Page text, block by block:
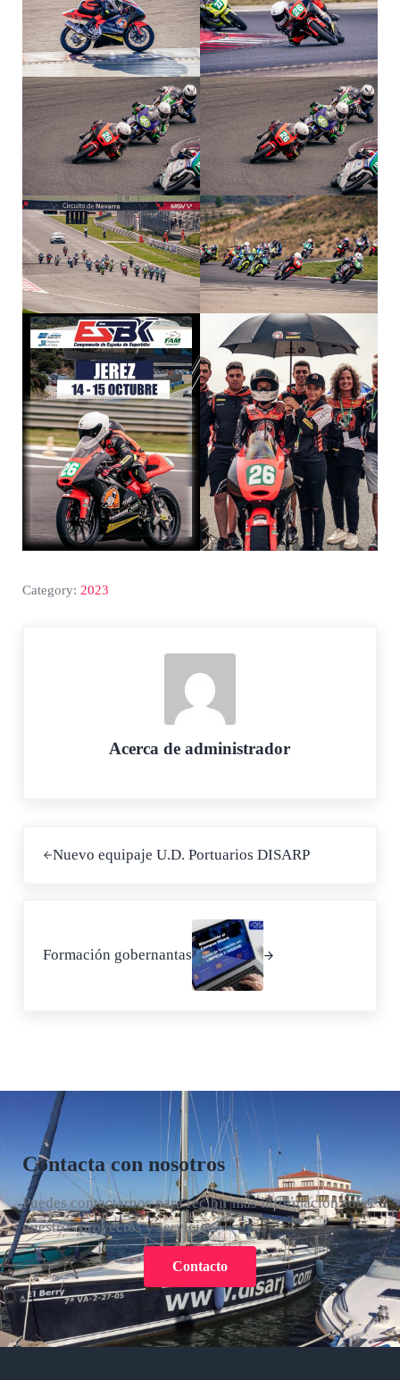
Category: 2023
Acerca deadministrador
Nuevo equipaje U.D. Portuarios DISARP
Formación gobernantas
Contacta con nosotros
Puedes contactarnos para recibir más información sobre
nuestros proyectos y servicios.
Contacto